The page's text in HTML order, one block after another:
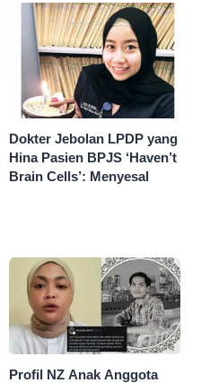
Dokter Jebolan LPDP yang
Hina Pasien BPJS ‘Haven’t
Brain Cells’: Menyesal
Profil NZ Anak Anggota